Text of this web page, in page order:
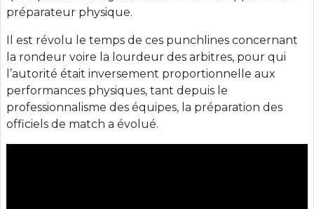
préparateur physique.
Il est révolu le temps de ces punchlines concernant
la rondeur voire la lourdeur des arbitres, pour qui
l’autorité était inversement proportionnelle aux
performances physiques, tant depuis le
professionnalisme des équipes, la préparation des
officiels de match a évolué.